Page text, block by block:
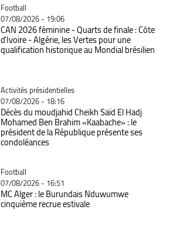
Catégorie
Football
07/08/2026 - 19:06
CAN 2026 féminine - Quarts de finale : Côte
d'Ivoire - Algérie, les Vertes pour une
qualification historique au Mondial brésilien
Catégorie
Activités présidentielles
07/08/2026 - 18:16
Décès du moudjahid Cheikh Saïd El Hadj
Mohamed Ben Brahim «Kaabache» : le
président de la République présente ses
condoléances
Catégorie
Football
07/08/2026 - 16:51
MC Alger : le Burundais Nduwumwe
cinquième recrue estivale